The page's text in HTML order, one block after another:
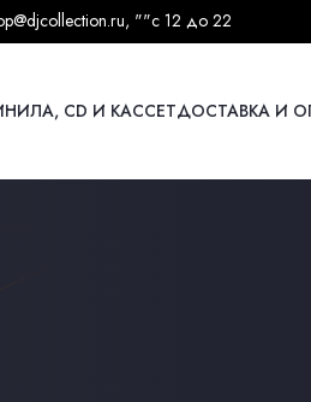
, ""с 12 до 22
CD И КАССЕТДОСТАВКА И